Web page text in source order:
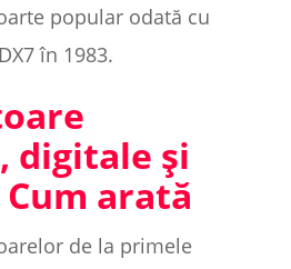
popular odată cu
în 1983.
digitale și
arată
de la primele